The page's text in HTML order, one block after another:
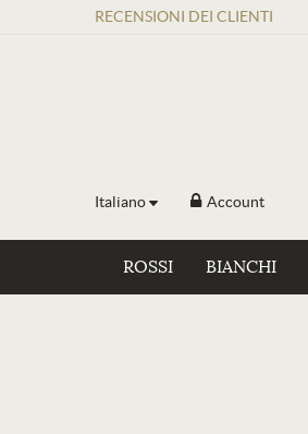
RECENSIONI DEI CLIENTI
Italiano Account
ROSSI BIANCHI